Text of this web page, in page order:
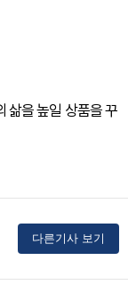
삶을 높일 상품을 꾸
다른기사 보기